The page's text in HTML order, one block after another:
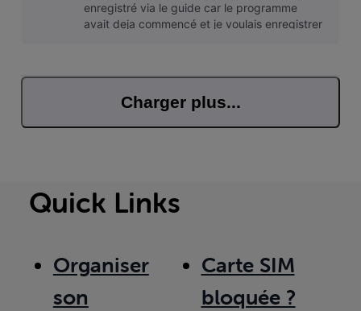
enregistré via le guide car le programme
avait deja commencé et je voulais enregistrer
Charger plus...
Quick Links
Organiser
son
Carte SIM
bloquée ?